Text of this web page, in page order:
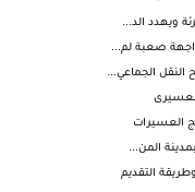
ويهدد الد...
صعبة لم...
العسيرات
المن...
التقديم